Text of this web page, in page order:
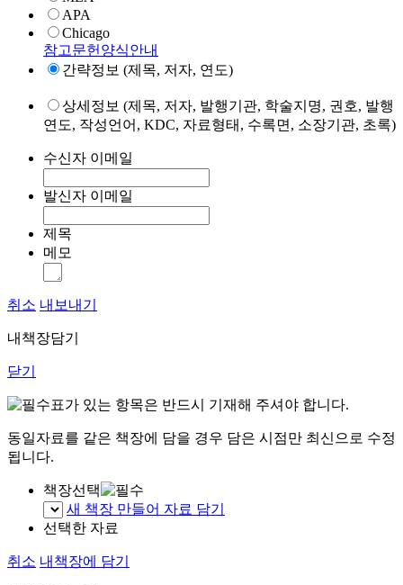
APA
Chicago
참고문헌양식안내
간략정보 (제목, 저자, 연도)
상세정보 (제목, 저자, 발행기관, 학술지명, 권호, 발행
연도, 작성언어, KDC, 자료형태, 수록면, 소장기관, 초록)
수신자 이메일
발신자 이메일
제목
메모
취소 내보내기
내책장담기
닫기
표가 있는 항목은 반드시 기재해 주셔야 합니다.
동일자료를 같은 책장에 담을 경우 담은 시점만 최신으로 수정
됩니다.
책장선택
새 책장 만들어 자료 담기
선택한 자료
취소 내책장에 담기